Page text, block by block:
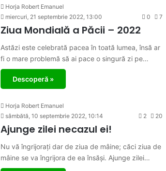
Horja Robert Emanuel
miercuri, 21 septembrie 2022, 13:00
0 7
Ziua Mondială a Păcii – 2022
Astăzi este celebrată pacea în toată lumea, însă ar
fi o mare problemă să ai pace o singură zi pe…
Descoperă »
Horja Robert Emanuel
sâmbătă, 10 septembrie 2022, 10:14
2 20
Ajunge zilei necazul ei!
Nu vă îngrijorați dar de ziua de mâine; căci ziua de
mâine se va îngrijora de ea însăși. Ajunge zilei…